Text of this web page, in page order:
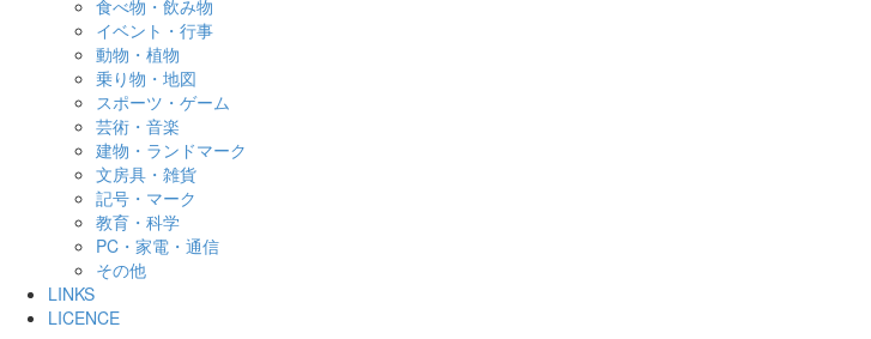
食べ物・飲み物
イベント・行事
動物・植物
乗り物・地図
スポーツ・ゲーム
芸術・音楽
建物・ランドマーク
文房具・雑貨
記号・マーク
教育・科学
PC・家電・通信
その他
LINKS
LICENCE